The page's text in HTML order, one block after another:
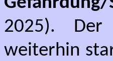
2025). Der
weiterhin